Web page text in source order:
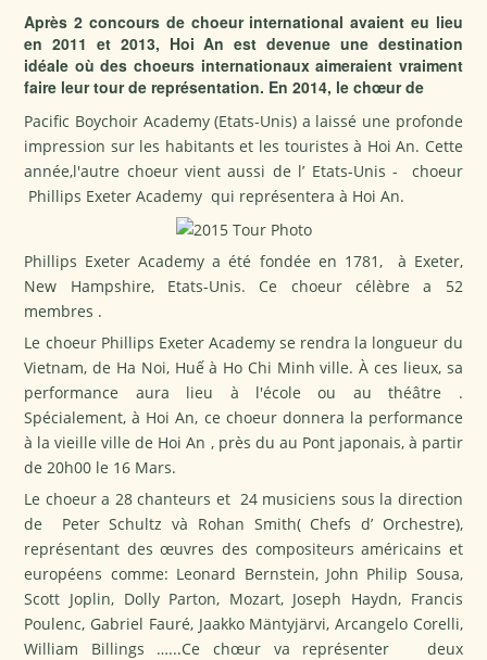
Après 2 concours de choeur international avaient eu lieu
en 2011 et 2013, Hoi An est devenue une destination
idéale où des choeurs internationaux aimeraient vraiment
faire leur tour de représentation. En 2014, le chœur de
Pacific Boychoir Academy (Etats-Unis) a laissé une profonde
impression sur les habitants et les touristes à Hoi An. Cette
année,l'autre choeur vient aussi de l’ Etats-Unis - choeur
Phillips Exeter Academy qui représentera à Hoi An.
Phillips Exeter Academy a été fondée en 1781, à Exeter,
New Hampshire, Etats-Unis. Ce choeur célèbre a 52
membres .
Le choeur Phillips Exeter Academy se rendra la longueur du
Vietnam, de Ha Noi, Huế à Ho Chi Minh ville. À ces lieux, sa
performance aura lieu à l'école ou au théâtre .
Spécialement, à Hoi An, ce choeur donnera la performance
à la vieille ville de Hoi An , près du au Pont japonais, à partir
de 20h00 le 16 Mars.
Le choeur a 28 chanteurs et 24 musiciens sous la direction
de Peter Schultz và Rohan Smith( Chefs d’ Orchestre),
représentant des œuvres des compositeurs américains et
européens comme: Leonard Bernstein, John Philip Sousa,
Scott Joplin, Dolly Parton, Mozart, Joseph Haydn, Francis
Poulenc, Gabriel Fauré, Jaakko Mäntyjärvi, Arcangelo Corelli,
William Billings …...Ce chœur va représenter deux